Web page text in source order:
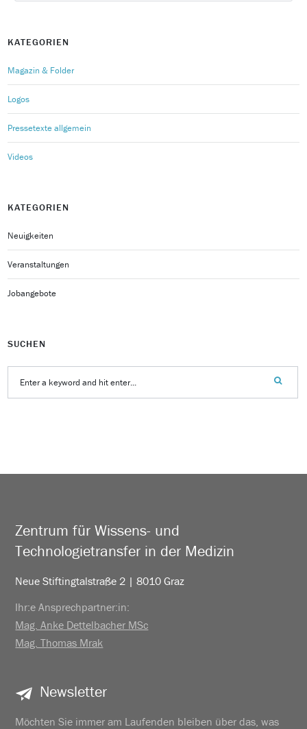
KATEGORIEN
Magazin & Folder
Logos
Pressetexte allgemein
Videos
KATEGORIEN
Neuigkeiten
Veranstaltungen
Jobangebote
SUCHEN
Zentrum für Wissens- und
Technologietransfer in der Medizin
Neue Stiftingtalstraße 2 | 8010 Graz
Ihr:e Ansprechpartner:in:
Mag. Anke Dettelbacher MSc
Mag. Thomas Mrak
Newsletter
Möchten Sie immer am Laufenden bleiben über das, was